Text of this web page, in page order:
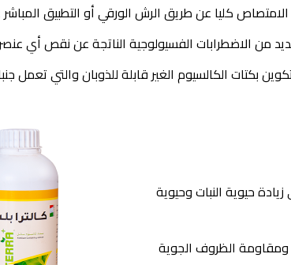
كليا عن طريق الرش الورقي أو التطبيق المباشر
من الاضطرابات الفسيولوجية الناتجة عن نقص أي
الكالسيوم الغير قابلة للذوبان والتي تعمل
حيوية النبات وحيوية
ومقاومة الظروف الجوية